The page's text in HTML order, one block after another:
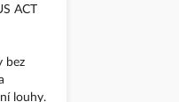
ACT
bez
louhy.